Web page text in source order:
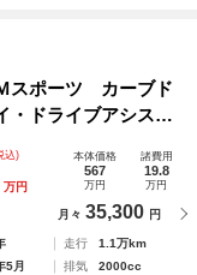
スポーツ カーブド
・ドライブアシスト
クルーズコントロ
トランク・純正１９
込)
万円
本体価格
567
万円
諸費用
19.8
万円
月々 35,300 円
走行
1.1万km
5月 排気
2000cc